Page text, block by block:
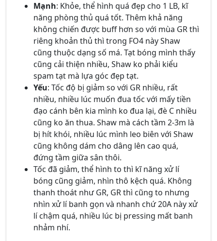
Mạnh: Khỏe, thể hình quá đẹp cho 1 LB, kĩ
năng phòng thủ quá tốt. Thêm khả năng
không chiến được buff hơn so với mùa GR thì
riêng khoản thủ thì trong FO4 này Shaw
cũng thuộc dạng số má. Tạt bóng mình thấy
cũng cải thiện nhiều, Shaw ko phải kiểu
spam tạt mà lựa góc đẹp tạt.
Yếu: Tốc độ bị giảm so với GR nhiều, rất
nhiều, nhiều lúc muốn đua tốc với mấy tiền
đạo cánh bên kia mình ko đua lại, đè C nhiều
cũng ko ăn thua. Shaw mà cách tầm 2-3m là
bị hít khói, nhiều lúc mình leo biên với Shaw
cũng không dám cho dâng lên cao quá,
đứng tầm giữa sân thôi.
Tốc đã giảm, thể hình to thì kĩ năng xử lí
bóng cũng giảm, nhìn thô kệch quá. Không
thanh thoát như GR, GR thì cũng to nhưng
nhìn xử lí banh gọn và nhanh chứ 20A này xử
lí chậm quá, nhiều lúc bị pressing mất banh
nhảm nhí.